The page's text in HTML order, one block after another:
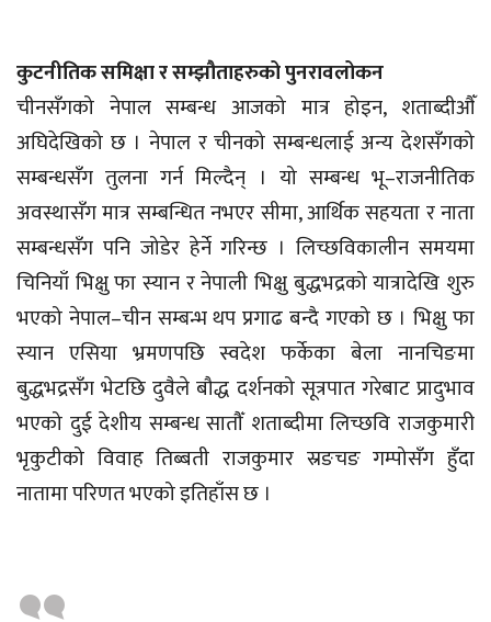
कुटनीतिक समिक्षा र सम्झौताहरुको पुनरावलोकन
चीनसँगको नेपाल सम्बन्ध आजको मात्र होइन, शताब्दीऔँ
अघिदेखिको छ । नेपाल र चीनको सम्बन्धलाई अन्य देशसँगको
सम्बन्धसँग तुलना गर्न मिल्दैन् । यो सम्बन्ध भू–राजनीतिक
अवस्थासँग मात्र सम्बन्धित नभएर सीमा, आर्थिक सहयता र नाता
सम्बन्धसँग पनि जोडेर हेर्ने गरिन्छ । लिच्छविकालीन समयमा
चिनियाँ भिक्षु फा स्यान र नेपाली भिक्षु बुद्धभद्रको यात्रादेखि शुरु
भएको नेपाल–चीन सम्बन्भ थप प्रगाढ बन्दै गएको छ । भिक्षु फा
स्यान एसिया भ्रमणपछि स्वदेश फर्केका बेला नानचिङमा
बुद्धभद्रसँग भेटछि दुवैले बौद्ध दर्शनको सूत्रपात गरेबाट प्रादुभाव
भएको दुई देशीय सम्बन्ध सातौँ शताब्दीमा लिच्छवि राजकुमारी
भृकुटीको विवाह तिब्बती राजकुमार स्रङचङ गम्पोसँग हुँदा
नातामा परिणत भएको इतिहाँस छ ।